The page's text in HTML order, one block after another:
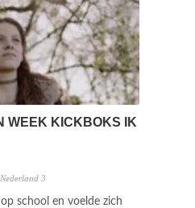
WEEK KICKBOKS IK
Nederland 3
school en voelde zich